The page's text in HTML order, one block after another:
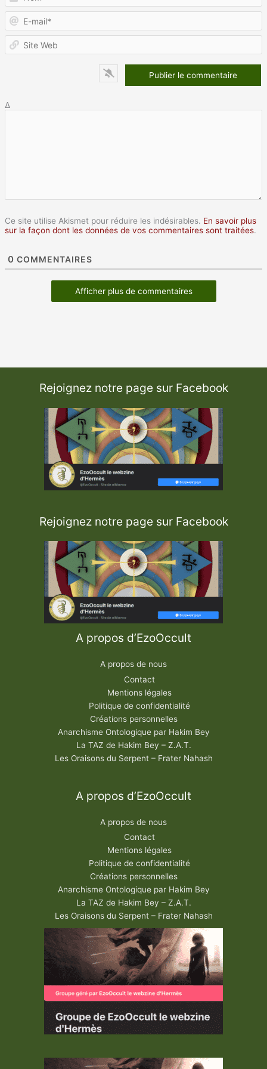
Δ
Ce site utilise Akismet pour réduire les indésirables. En savoir plus
sur la façon dont les données de vos commentaires sont traitées.
0 COMMENTAIRES
Afficher plus de commentaires
Rejoignez notre page sur Facebook
Rejoignez notre page sur Facebook
A propos d’EzoOccult
A propos de nous
Contact
Mentions légales
Politique de confidentialité
Créations personnelles
Anarchisme Ontologique par Hakim Bey
La TAZ de Hakim Bey – Z.A.T.
Les Oraisons du Serpent – Frater Nahash
A propos d’EzoOccult
A propos de nous
Contact
Mentions légales
Politique de confidentialité
Créations personnelles
Anarchisme Ontologique par Hakim Bey
La TAZ de Hakim Bey – Z.A.T.
Les Oraisons du Serpent – Frater Nahash